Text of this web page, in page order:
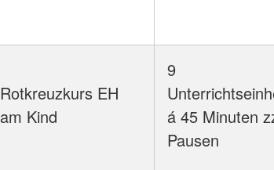
Rotkreuzkurs EH
am Kind
9
á 45 Minuten
Pausen